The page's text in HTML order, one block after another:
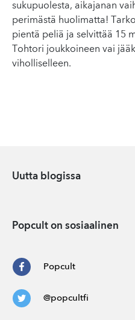
sukupuolesta, aikajanan
perimästä huolimatta!
pientä peliä ja selvittää 15
Tohtori joukkoineen vai
viholliselleen.
Uutta blogissa
Popcult on sosiaalinen
Popcult
@popcultfi